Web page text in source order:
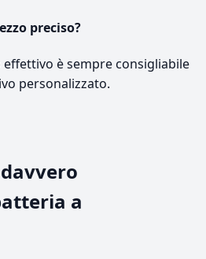
preciso?
è sempre consigliabile
personalizzato.
a